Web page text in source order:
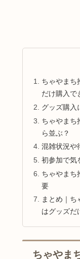
ちゃやまち
だけ購入で
グッズ購入
ちゃやまち
ら並ぶ？
混雑状況や
初参加で気
ちゃやまち
要
まとめ｜ち
はグッズだ
ちゃやま